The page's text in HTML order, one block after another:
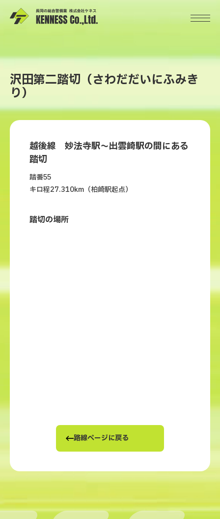
沢田第二踏切（さわだだいにふみき
り）
越後線 妙法寺駅～出雲崎駅の間にある
踏切
踏番55
キロ程27.310km（柏崎駅起点）
踏切の場所
路線ページに戻る